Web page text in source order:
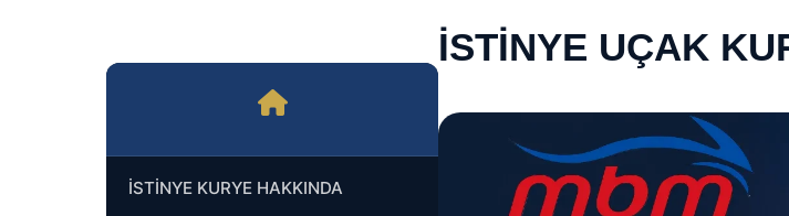
İSTİNYE KURYE HAKKINDA
İSTİNYE UÇAK